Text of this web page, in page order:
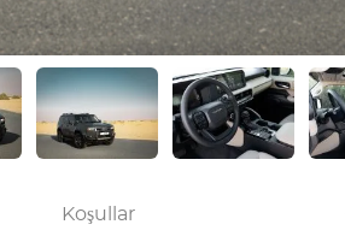
Koşullar